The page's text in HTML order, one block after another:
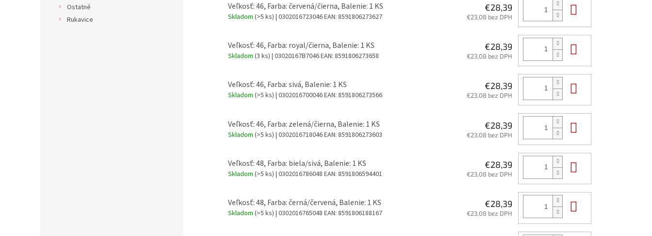
Ostatné
Rukavice
Veľkosť: 46, Farba: červená/čierna, Balenie: 1 KS
Skladom (>5 ks) | 0302016723046EAN: 8591806273627
€28,39
€23,08 bez DPH
Veľkosť: 46, Farba: royal/čierna, Balenie: 1 KS
Skladom (3 ks) | 03020167B7046EAN: 8591806273658
€28,39
€23,08 bez DPH
Veľkosť: 46, Farba: sivá, Balenie: 1 KS
Skladom (>5 ks) | 0302016700046EAN: 8591806273566
€28,39
€23,08 bez DPH
Veľkosť: 46, Farba: zelená/čierna, Balenie: 1 KS
Skladom (>5 ks) | 0302016718046EAN: 8591806273603
€28,39
€23,08 bez DPH
Veľkosť: 48, Farba: biela/sivá, Balenie: 1 KS
Skladom (>5 ks) | 0302016786048 EAN: 8591806594401
€28,39
€23,08 bez DPH
Veľkosť: 48, Farba: černá/červená, Balenie: 1 KS
Skladom (>5 ks) | 0302016765048 EAN: 8591806188167
€28,39
€23,08 bez DPH